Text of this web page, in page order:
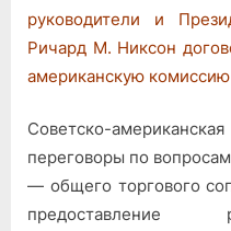
руководители и
Ричард М. Никсон
американскую
Советско-
переговоры по
— общего торгового
предоставление